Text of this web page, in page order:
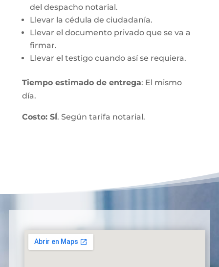
del despacho notarial.
Llevar la cédula de ciudadanía.
Llevar el documento privado que se va a
firmar.
Llevar el testigo cuando así se requiera.
Tiempo estimado de entrega: El mismo
día.
Costo: SÍ. Según tarifa notarial.